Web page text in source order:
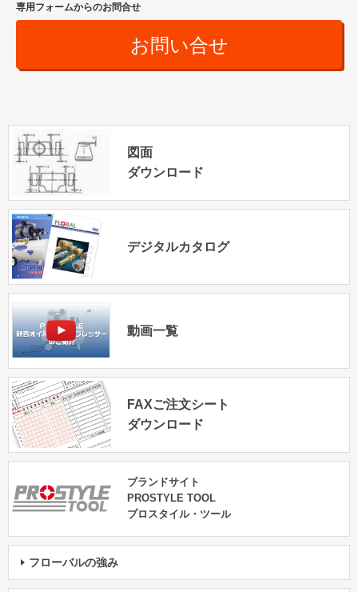
専用フォームからのお問合せ
お問い合せ
図面
ダウンロード
デジタルカタログ
動画一覧
FAXご注文シート
ダウンロード
ブランドサイト
PROSTYLE TOOL
プロスタイル・ツール
フローバルの強み